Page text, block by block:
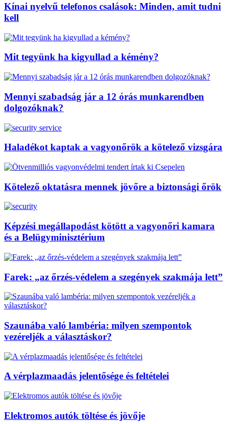
Kínai nyelvű telefonos csalások: Minden, amit tudni
kell
Mit tegyünk ha kigyullad a kémény?
Mennyi szabadság jár a 12 órás munkarendben
dolgozóknak?
Haladékot kaptak a vagyonőrök a kötelező vizsgára
Kötelező oktatásra mennek jövőre a biztonsági őrök
Képzési megállapodást kötött a vagyonőri kamara
és a Belügyminisztérium
Farek: „az őrzés-védelem a szegények szakmája lett”
Szaunába való lambéria: milyen szempontok
vezéreljék a választáskor?
A vérplazmaadás jelentősége és feltételei
Elektromos autók töltése és jövője